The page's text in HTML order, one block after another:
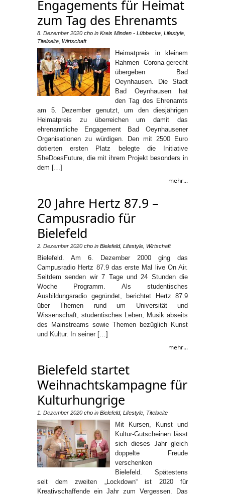
Engagements für Heimat
zum Tag des Ehrenamts
8. Dezember 2020 cho in Kreis Minden - Lübbecke Lifestyle
Titelseite Wirtschaft
Heimatpreis in kleinem
Rahmen Corona-gerecht
übergeben Bad
Oeynhausen. Die Stadt
Bad Oeynhausen hat
den Tag des Ehrenamts
am 5. Dezember genutzt, um den diesjährigen
Heimatpreis zu überreichen um damit das
ehrenamtliche Engagement Bad Oeynhausener
Organisationen zu würdigen. Den mit 2500 Euro
dotierten ersten Platz belegte die Initiative
SheDoesFuture, die mit ihrem Projekt besonders in
dem […]
mehr...
20 Jahre Hertz 87.9 –
Campusradio für
Bielefeld
2. Dezember 2020 cho in Bielefeld, Lifestyle Wirtschaft
Bielefeld. Am 6. Dezember 2000 ging das
Campusradio Hertz 87.9 das erste Mal live On Air.
Seitdem senden wir 7 Tage und 24 Stunden die
Woche Programm. Als studentisches
Ausbildungsradio gegründet, berichtet Hertz 87.9
über Themen rund um Universität und
Wissenschaft, studentisches Leben, Musik abseits
des Mainstreams sowie Themen bezüglich Kunst
und Kultur. In seiner […]
mehr...
Bielefeld startet
Weihnachtskampagne für
Kulturhungrige
1. Dezember 2020 cho in Bielefeld, Lifestyle Titelseite
Mit Kursen, Kunst und
Kultur-Gutscheinen lässt
sich dieses Jahr gleich
doppelte Freude
verschenken
Bielefeld. Spätestens
seit dem zweiten „Lockdown“ ist 2020 für
Kreativschaffende ein Jahr zum Vergessen. Das